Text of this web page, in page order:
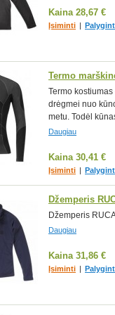
Kaina 28,67 €
Įsiminti |
Termo
Termo
drėgmei nuo
metu. Todėl
Daugiau
Kaina 30,41 €
Įsiminti |
Džemperis
Džemperis
Daugiau
Kaina 31,86 €
Įsiminti